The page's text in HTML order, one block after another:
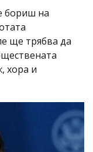
бориш на
ще трябва да
хора и